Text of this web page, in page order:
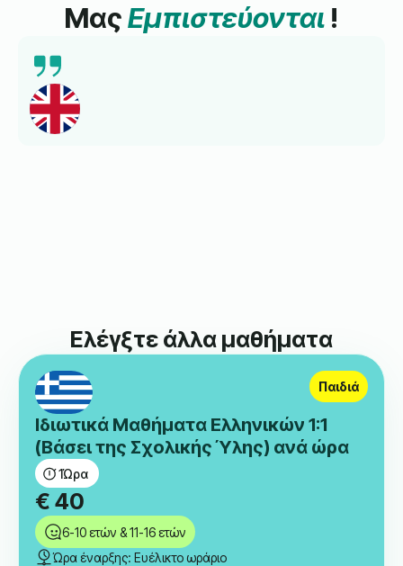
ΜαςΕμπιστεύονται !
Ελέγξτε άλλα μαθήματα
Ιδιωτικά Μαθήματα Ελληνικών 1:1
(Βάσει της Σχολικής Ύλης) ανά ώρα
1Ώρα
Παιδιά
€ 40
6-10 ετών & 11-16 ετών
Ώρα έναρξης: Ευέλικτο ωράριο